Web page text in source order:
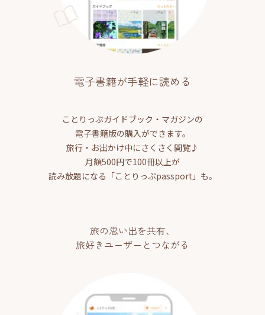
電子書籍が手軽に読める
ことりっぷガイドブック・マガジンの
電子書籍版の購入ができます。
旅行・お出かけ中にさくさく閲覧♪
月額500円で100冊以上が
読み放題になる「ことりっぷpassport」も。
旅の思い出を共有、
旅好きユーザーとつながる